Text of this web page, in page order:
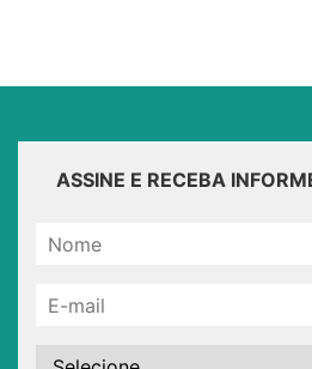
ASSINE E RECEBA